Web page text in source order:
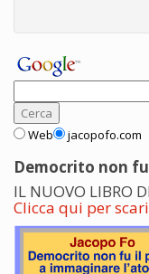
Web jacopofo.com
Democrito non
IL NUOVO LIBRO
Clicca qui per